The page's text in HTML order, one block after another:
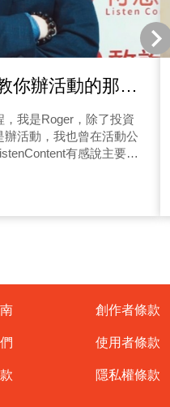
呢？一定會有不少聽眾
小我們需要被允許！允
就點選上方圖片收聽吧
，你多是心不甘情不願
？」還是期待小付出大
問題、國家問題？但跟
這樣利用人性弱點「操
，收攏鐵票！現在就點
治講得太過高大上，但
現在就點選上方圖片收
媒
響力時，是否能維持它
常重要了！現在就點選
長到底職責是什麼？今天
聊唷！現在就點選上方圖
你辦活動的那些
我是Roger，除了投資
活動，我也曾在活動公
有感說主要負
，相信大家多少都有
活動卻又沒有經驗嗎？
慘了！公司的中秋員工
別擔心！只要掌握兩大
創作者條款
使用者條款
隱私權條款